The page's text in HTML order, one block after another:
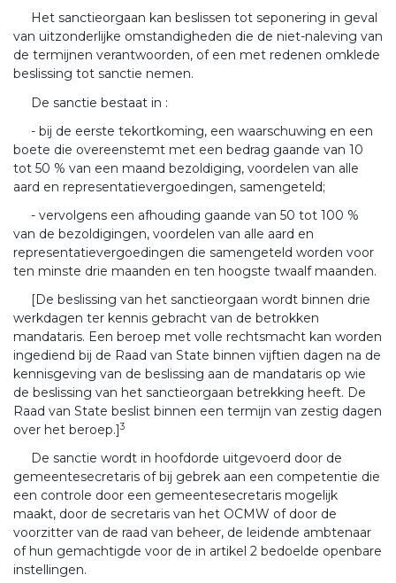
Het sanctieorgaan kan beslissen tot seponering in geval
van uitzonderlijke omstandigheden die de niet-naleving van
de termijnen verantwoorden, of een met redenen omklede
beslissing tot sanctie nemen.
De sanctie bestaat in :
- bij de eerste tekortkoming, een waarschuwing en een
boete die overeenstemt met een bedrag gaande van 10
tot 50 % van een maand bezoldiging, voordelen van alle
aard en representatievergoedingen, samengeteld;
- vervolgens een afhouding gaande van 50 tot 100 %
van de bezoldigingen, voordelen van alle aard en
representatievergoedingen die samengeteld worden voor
ten minste drie maanden en ten hoogste twaalf maanden.
[De beslissing van het sanctieorgaan wordt binnen drie
werkdagen ter kennis gebracht van de betrokken
mandataris. Een beroep met volle rechtsmacht kan worden
ingediend bij de Raad van State binnen vijftien dagen na de
kennisgeving van de beslissing aan de mandataris op wie
de beslissing van het sanctieorgaan betrekking heeft. De
Raad van State beslist binnen een termijn van zestig dagen
over het beroep.]3
De sanctie wordt in hoofdorde uitgevoerd door de
gemeentesecretaris of bij gebrek aan een competentie die
een controle door een gemeentesecretaris mogelijk
maakt, door de secretaris van het OCMW of door de
voorzitter van de raad van beheer, de leidende ambtenaar
of hun gemachtigde voor de in artikel 2 bedoelde openbare
instellingen.